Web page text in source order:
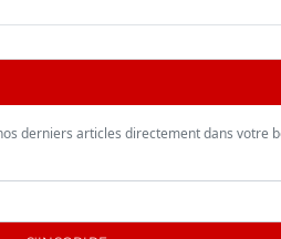
derniers articles directement dans votre